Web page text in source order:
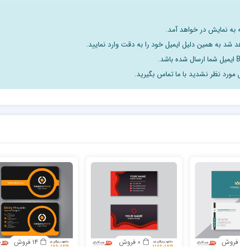
به نمایش در خواهد آمد.
شد به همین دلیل ایمیل خود را به دقت وارد نمایید.
مورد نظر نشدید با ما تماس بگیرید.
0 فروش 14 فروش